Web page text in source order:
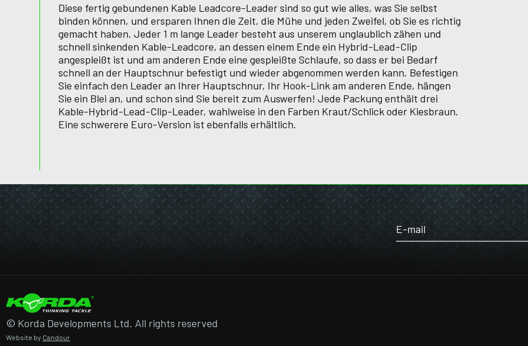
Diese fertig gebundenen Kable Leadcore-Leader sind so gut wie alles, was Sie selbst
binden können, und ersparen Ihnen die Zeit, die Mühe und jeden Zweifel, ob Sie es richtig
gemacht haben. Jeder 1 m lange Leader besteht aus unserem unglaublich zähen und
schnell sinkenden Kable-Leadcore, an dessen einem Ende ein Hybrid-Lead-Clip
angespleißt ist und am anderen Ende eine gespleißte Schlaufe, so dass er bei Bedarf
schnell an der Hauptschnur befestigt und wieder abgenommen werden kann. Befestigen
Sie einfach den Leader an Ihrer Hauptschnur, Ihr Hook-Link am anderen Ende, hängen
Sie ein Blei an, und schon sind Sie bereit zum Auswerfen! Jede Packung enthält drei
Kable-Hybrid-Lead-Clip-Leader, wahlweise in den Farben Kraut/Schlick oder Kiesbraun.
Eine schwerere Euro-Version ist ebenfalls erhältlich.
© Korda Developments Ltd. All rights reserved
Website by Candour